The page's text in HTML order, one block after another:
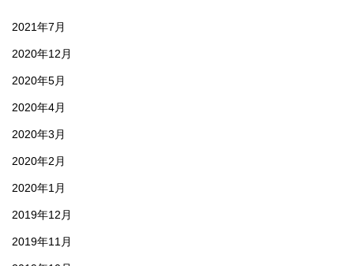
2021年7月
2020年12月
2020年5月
2020年4月
2020年3月
2020年2月
2020年1月
2019年12月
2019年11月